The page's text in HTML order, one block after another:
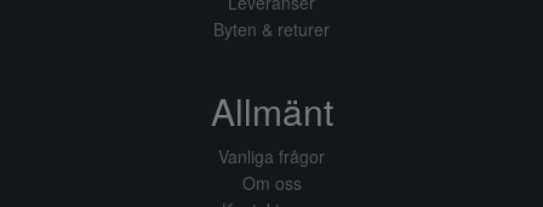
Byten & returer
Allmänt
Vanliga frågor
Om oss